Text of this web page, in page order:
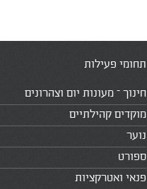
תחומי פעילות
חינוך – מעונות יום וצהרונים
מוקדים קהילתיים
נוער
ספורט
פנאי ואטרקציות